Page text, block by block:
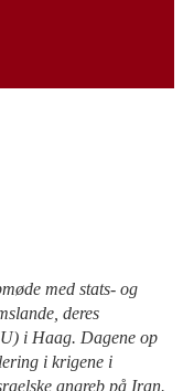
med stats- og
deres
i Haag. Dagene op
i krigene i
angreb på Iran.